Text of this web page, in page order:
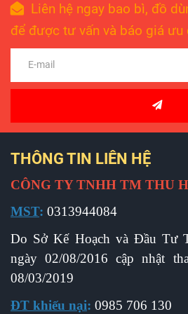
Liên hệ ngay bao bì, đồ
để được tư vấn và báo giá ưu
THÔNG TIN LIÊN HỆ
CÔNG TY TNHH TM THU
MST: 0313944084
Do Sở Kế Hoạch và Đầu Tư
ngày 02/08/2016 cập nhật
08/03/2019
ĐT khiếu nại: 0985 706 130